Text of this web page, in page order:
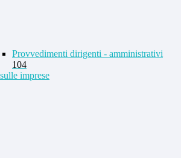
Provvedimenti dirigenti - amministrativi
104
imprese